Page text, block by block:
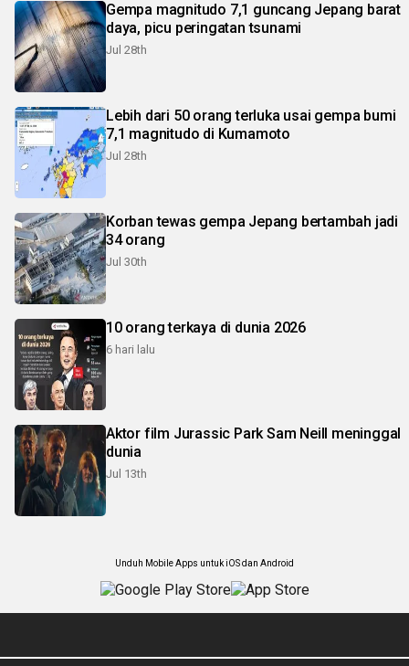
Gempa magnitudo 7,1 guncang Jepang barat
daya, picu peringatan tsunami
Jul 28th
Lebih dari 50 orang terluka usai gempa bumi
7,1 magnitudo di Kumamoto
Jul 28th
Korban tewas gempa Jepang bertambah jadi
34 orang
Jul 30th
10 orang terkaya di dunia 2026
6 hari lalu
Aktor film Jurassic Park Sam Neill meninggal
dunia
Jul 13th
Unduh Mobile Apps untuk iOS dan Android